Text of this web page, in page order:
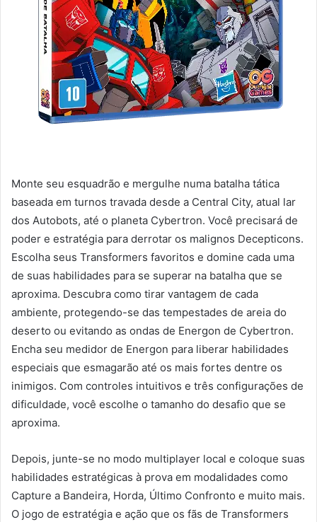
Monte seu esquadrão e mergulhe numa batalha tática
baseada em turnos travada desde a Central City, atual lar
dos Autobots, até o planeta Cybertron. Você precisará de
poder e estratégia para derrotar os malignos Decepticons.
Escolha seus Transformers favoritos e domine cada uma
de suas habilidades para se superar na batalha que se
aproxima. Descubra como tirar vantagem de cada
ambiente, protegendo-se das tempestades de areia do
deserto ou evitando as ondas de Energon de Cybertron.
Encha seu medidor de Energon para liberar habilidades
especiais que esmagarão até os mais fortes dentre os
inimigos. Com controles intuitivos e três configurações de
dificuldade, você escolhe o tamanho do desafio que se
aproxima.
Depois, junte-se no modo multiplayer local e coloque suas
habilidades estratégicas à prova em modalidades como
Capture a Bandeira, Horda, Último Confronto e muito mais.
O jogo de estratégia e ação que os fãs de Transformers